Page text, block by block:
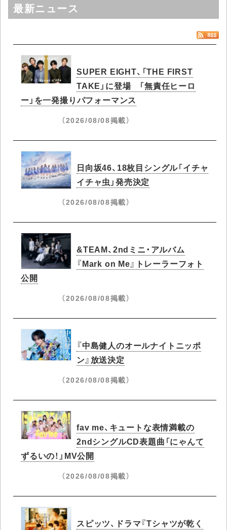
最新ニュース
SUPER EIGHT、「THE FIRST
TAKE」に登場 「無責任ヒーロ
ー」を一発撮りパフォーマンス
（2026/08/08掲載）
日向坂46、18枚目シングル「イチャ
イチャ虫」発売決定
（2026/08/08掲載）
&TEAM、2ndミニ・アルバム
『Mark on Me』トレーラーフォト
公開
（2026/08/08掲載）
『中島健人のオールナイトニッポ
ン』放送決定
（2026/08/08掲載）
fav me、キュートな表情満載の
2ndシングルCD表題曲「にゃんて
ずるいの！」MV公開
（2026/08/08掲載）
スピッツ、ドラマ『Tシャツが乾く